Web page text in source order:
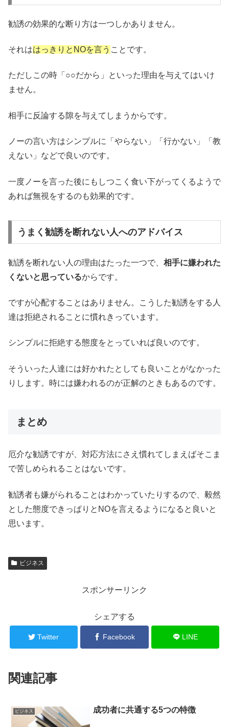
勧誘の効果的な断り方は一つしかありません。
それははっきりとNOを言う ことです。
ただしこの時「○○だから」といった理由を与えてはいけ
ません。
相手に反論する隙を与えてしまうからです。
ノーの言い方はシンプルに「やらない」「行かない」「教
えない」などで良いのです。
一度ノーを言った後にもしつこく食い下がってくるようで
あれば無視をするのも効果的です。
うまく勧誘を断れない人へのアドバイス
勧誘を断れない人の理由はたった一つで、 相手に嫌われた
くないと思っているからです。
ですが心配することはありません。こうした勧誘をする人
達は拒絶されることに慣れきっています。
シンプルに拒絶する態度をとっていれば良いのです。
そういった人達には好かれたとしても良いことがなかった
りします。時には嫌われるのが正解のときもあるのです。
まとめ
厄介な勧誘ですが、対応方法にさえ慣れてしまえばそこま
で苦しめられることはないです。
勧誘者も嫌がられることはわかっていたりするので、毅然
とした態度できっぱりとNOを言えるようになると良いと
思います。
ビジネス
スポンサーリンク
シェアする
Twitter Facebook LINE
関連記事
ビジネス 成功者に共通する5つの特徴